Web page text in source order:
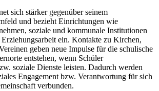
sich stärker gegenüber seinem
und bezieht Einrichtungen wie
soziale und kommunale Institutionen
ein. Kontakte zu Kirchen,
geben neue Impulse für die schulische
entstehen, wenn Schüler
soziale Dienste leisten. Dadurch werden
Engagement bzw. Verantwortung für sich
verbunden.